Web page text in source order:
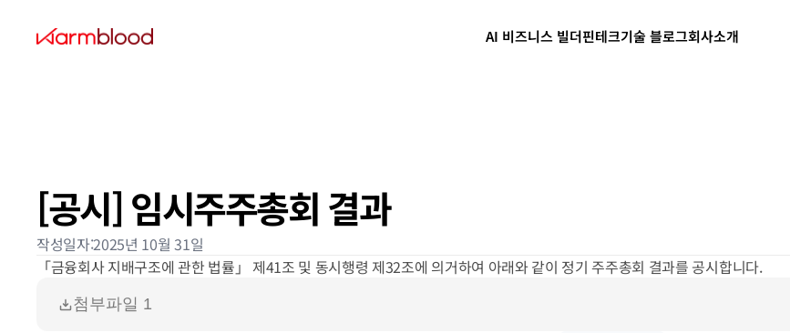
AI 비즈니스 빌더핀테크기술 블로그회사소개
[공시] 임시주주총회 결과
작성일자:2025년 10월 31일
「금융회사 지배구조에 관한 법률」 제41조 및 동시행령 제32조에 의거하여 아래와 같이 정기 주주총회 결과를 공시합니다.
첨부파일 1